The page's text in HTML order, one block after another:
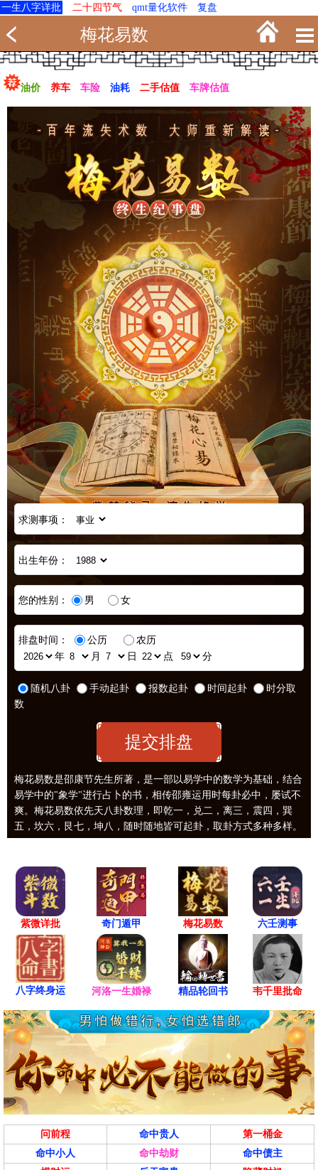
一生八字详批 二十四节气 qmt量化软件 复盘
梅花易数
油价 养车 车险 油耗 二手估值 车牌估值
求测事项：
出生年份：
您的性别： 男 女
排盘时间： 公历
农历
年
月 日 点 分
随机八卦 手动起卦 报数起卦 时间起卦
时分取
数
梅花易数是邵康节先生所著，是一部以易学中的数学为基础，结合
易学中的"象学"进行占卜的书，相传邵雍运用时每卦必中，屡试不
爽。梅花易数依先天八卦数理，即乾一，兑二，离三，震四，巽
五，坎六，艮七，坤八，随时随地皆可起卦，取卦方式多种多样。
紫微详批 奇门遁甲 梅花易数 六壬测事
八字终身运 河洛一生婚禄 精品轮回书 韦千里批命
问前程 命中贵人
第一桶金
命中小人
命中劫财
命中债主